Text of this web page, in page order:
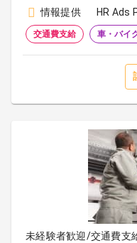
情報提供
HR Ads
交通費支給 車・バイ
未経験者歓迎/交通費支